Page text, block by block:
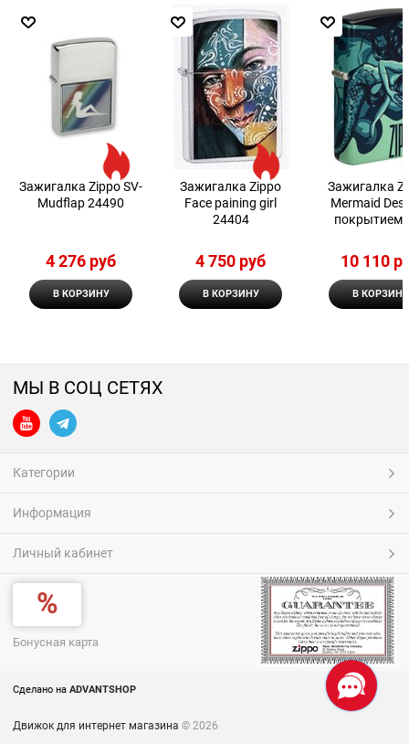
Зажигалка Zippo SV-
Mudflap 24490
4 276 руб
В КОРЗИНУ
Зажигалка Zippo
Face paining girl
24404
4 750 руб
В КОРЗИНУ
Зажигалка
Mermaid
покрытием
10 110
В КОРЗИНУ
МЫ В СОЦ СЕТЯХ
Категории
Информация
Личный кабинет
Бонусная карта
Сделано на ADVANTSHOP
Движок для интернет магазина © 2026